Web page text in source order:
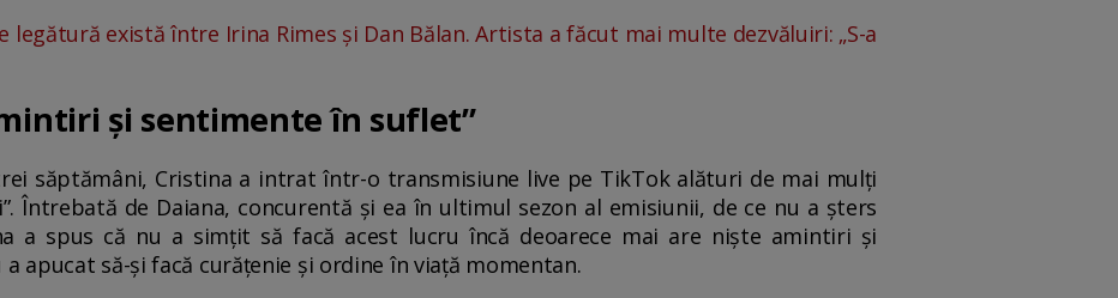
legătură există între Irina Rimes și Dan Bălan. Artista a făcut mai multe dezvăluiri: „S-a
și sentimente în suflet”
săptămâni, Cristina a intrat într-o transmisiune live pe TikTok alături de mai mulți
Întrebată de Daiana, concurentă și ea în ultimul sezon al emisiunii, de ce nu a șters
a spus că nu a simțit să facă acest lucru încă deoarece mai are niște amintiri și
apucat să-și facă curățenie și ordine în viață momentan.